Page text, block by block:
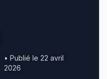
• Publié le 22 avril
2026